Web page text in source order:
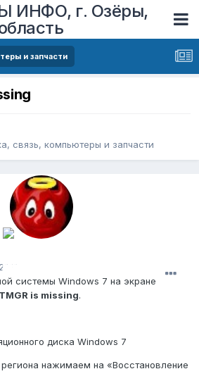
ИНФО, г. Озёры,
и запчасти
связь, компьютеры и запчасти
системы Windows 7 на экране
is missing.
диска Windows 7
нажимаем на «Восстановление